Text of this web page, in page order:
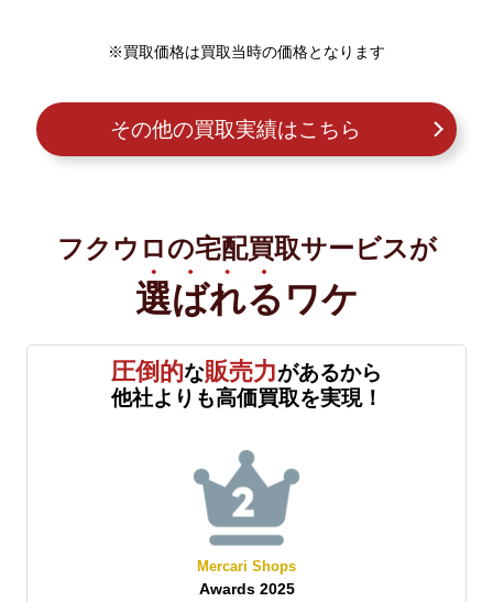
※買取価格は買取当時の価格となります
その他の買取実績はこちら
フクウロの宅配買取サービスが
選ばれる ワケ
圧倒的な販売力があるから
他社よりも高価買取を実現！
Mercari Shops
Awards 2025